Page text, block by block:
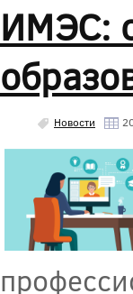
ИМЭС:
Новости